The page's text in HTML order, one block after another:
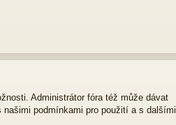
Administrátor fóra též může dávat
podmínkami pro použití a s dalšími